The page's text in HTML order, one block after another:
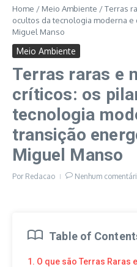
Home / Meio Ambiente /Terras
ocultos da tecnologia moderna
Miguel Manso
Meio Ambiente
Terras raras e
críticos: os
tecnologia
transição
Miguel Manso
Por Redacao Nenhum
Table of
1. O que são Terras Raras